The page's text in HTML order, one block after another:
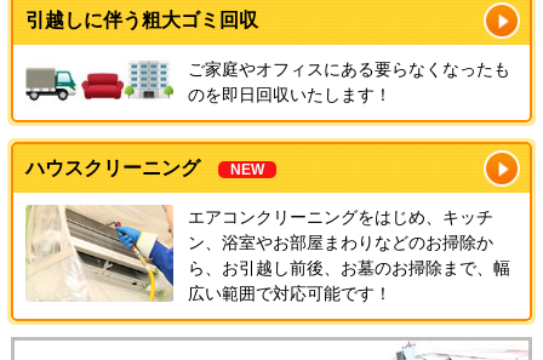
引越しに伴う粗大ゴミ回収
ご家庭やオフィスにある要らなくなったも
のを即日回収いたします！
ハウスクリーニング NEW
エアコンクリーニングをはじめ、キッチ
ン、浴室やお部屋まわりなどのお掃除か
ら、お引越し前後、お墓のお掃除まで、幅
広い範囲で対応可能です！